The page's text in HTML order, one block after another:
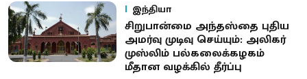
இந்தியா
சிறுபான்மை அந்தஸ்தை புதிய
அமர்வு முடிவு செய்யும்: அலிகர்
முஸ்லிம் பல்கலைக்கழகம்
மீதான வழக்கில் தீர்ப்பு